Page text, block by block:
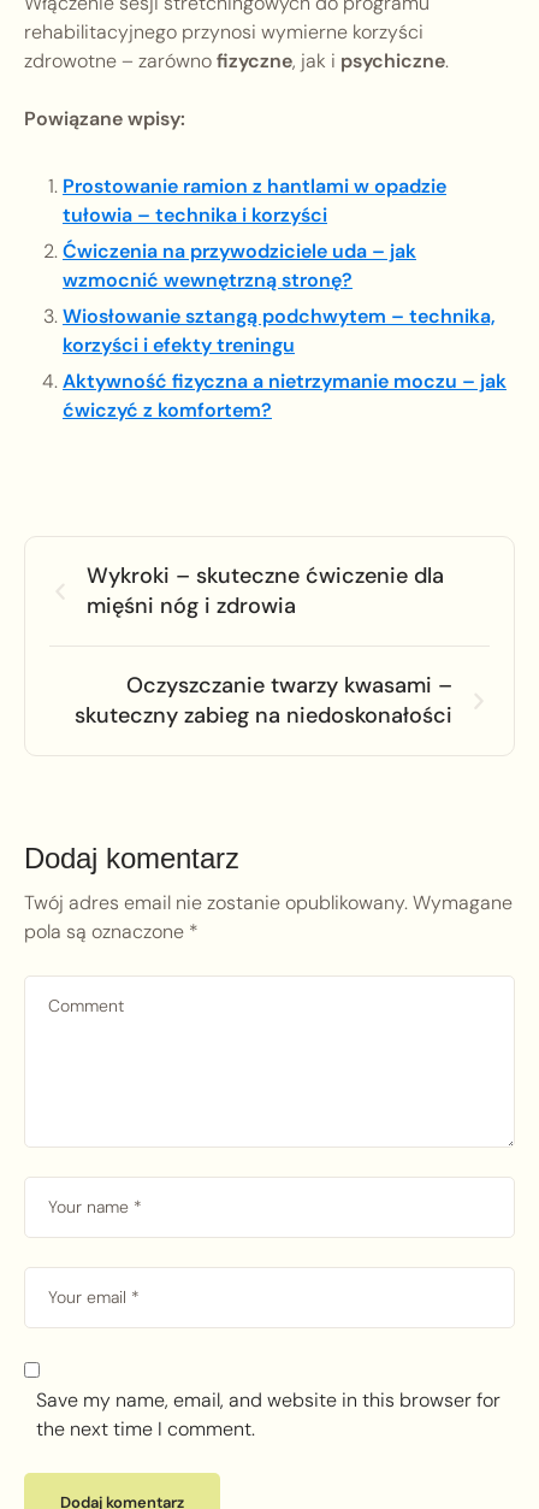
rehabilitacyjnego przynosi wymierne korzyści
zdrowotne – zarównofizyczne, jak i psychiczne.
Powiązane wpisy:
Prostowanie ramion z hantlami w opadzie
tułowia – technika i korzyści
Ćwiczenia na przywodziciele uda – jak
wzmocnić wewnętrzną stronę?
Wiosłowanie sztangą podchwytem – technika,
korzyści i efekty treningu
Aktywność fizyczna a nietrzymanie moczu – jak
ćwiczyć z komfortem?
Wykroki – skuteczne ćwiczenie dla
mięśni nóg i zdrowia
Oczyszczanie twarzy kwasami –
skuteczny zabieg na niedoskonałości
Dodaj komentarz
Twój adres email nie zostanie opublikowany.Wymagane
pola są oznaczone *
Save my name, email, and website in this browser for
the next time I comment.